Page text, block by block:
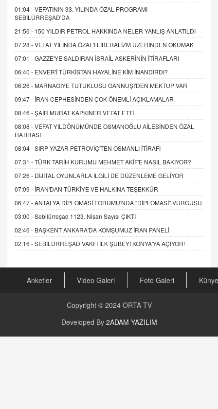
01:04 -VEFATININ 33. YILINDA ÖZAL PROGRAMI
SEBİLÜRREŞAD'DA
21:56 - 150 YILDIR PETROL HAKKINDA NELER YANLIŞ ANLATILDI
07:28 -VEFAT YILINDA ÖZAL'I LİBERALİZM ÜZERİNDEN OKUMAK
07:01 -GAZZE'YE SALDIRAN İSRAİL ASKERİNİN İTİRAFLARI
06:40 - ENVER'İ TÜRKİSTAN HAYALİNE KİM İNANDIRDI?
06:26 - MARNAGİYE TUTUKLUSU GANNUŞİ'DEN MEKTUP VAR
09:47 - İRAN CEPHESİNDEN ÇOK ÖNEMLİ AÇIKLAMALAR
08:46 -ŞAİR MURAT KAPKINER VEFAT ETTİ
08:08 -VEFAT YILDÖNÜMÜNDE OSMANOĞLU AİLESİNDEN ÖZAL
HATIRASI
08:04 -SIRP YAZAR PETROVİÇ'TEN OSMANLI İTİRAFI
07:31 -TÜRK TARİH KURUMU MEHMET AKİF'E NASIL BAKIYOR?
07:26 - DİJİTAL OYUNLARLA İLGİLİ DE DÜZENLEME GELİYOR
07:09 - İRAN'DAN TÜRKİYE VE HALKINA TEŞEKKÜR
06:47 -ANTALYA DİPLOMASİ FORUMU'NDA "DİPLOMASİ" VURGUSU
03:00 -Sebilürreşad 1123. Nisan Sayısı ÇIKTI
02:46 - BAŞKENT ANKARA'DA KOMŞUMUZ İRAN PANELİ
02:16 -SEBİLÜRREŞAD VAKFI İLK ŞUBEYİ KONYA'YA AÇIYOR!
Anketler Video Galeri Foto Galeri Künye
Copyright © 2024 ORTA TV
Developed By 2ADAM YAZILIM